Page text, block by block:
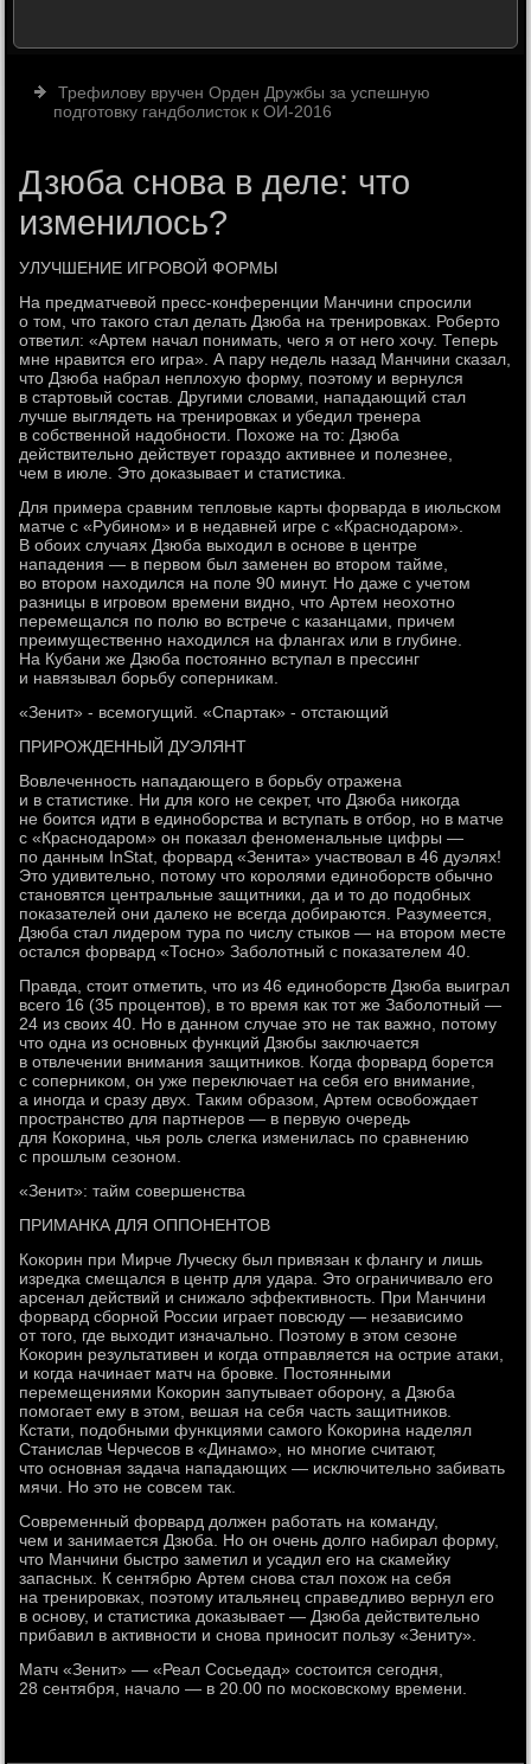
Трефилову вручен Орден Дружбы за успешную
подготовку гандболисток к ОИ-2016
Дзюба снова в деле: что
изменилось?
УЛУЧШЕНИЕ ИГРОВОЙ ФОРМЫ
На предматчевой пресс-конференции Манчини спросили
о том, что такого стал делать Дзюба на тренировках. Роберто
ответил: «Артем начал понимать, чего я от него хочу. Теперь
мне нравится его игра». А пару недель назад Манчини сказал,
что Дзюба набрал неплохую форму, поэтому и вернулся
в стартовый состав. Другими словами, нападающий стал
лучше выглядеть на тренировках и убедил тренера
в собственной надобности. Похоже на то: Дзюба
действительно действует гораздо активнее и полезнее,
чем в июле. Это доказывает и статистика.
Для примера сравним тепловые карты форварда в июльском
матче с «Рубином» и в недавней игре с «Краснодаром».
В обоих случаях Дзюба выходил в основе в центре
нападения — в первом был заменен во втором тайме,
во втором находился на поле 90 минут. Но даже с учетом
разницы в игровом времени видно, что Артем неохотно
перемещался по полю во встрече с казанцами, причем
преимущественно находился на флангах или в глубине.
На Кубани же Дзюба постоянно вступал в прессинг
и навязывал борьбу соперникам.
«Зенит» - всемогущий. «Спартак» - отстающий
ПРИРОЖДЕННЫЙ ДУЭЛЯНТ
Вовлеченность нападающего в борьбу отражена
и в статистике. Ни для кого не секрет, что Дзюба никогда
не боится идти в единоборства и вступать в отбор, но в матче
с «Краснодаром» он показал феноменальные цифры —
по данным InStat, форвард «Зенита» участвовал в 46 дуэлях!
Это удивительно, потому что королями единоборств обычно
становятся центральные защитники, да и то до подобных
показателей они далеко не всегда добираются. Разумеется,
Дзюба стал лидером тура по числу стыков — на втором месте
остался форвард «Тосно» Заболотный с показателем 40.
Правда, стоит отметить, что из 46 единоборств Дзюба выиграл
всего 16 (35 процентов), в то время как тот же Заболотный —
24 из своих 40. Но в данном случае это не так важно, потому
что одна из основных функций Дзюбы заключается
в отвлечении внимания защитников. Когда форвард борется
с соперником, он уже переключает на себя его внимание,
а иногда и сразу двух. Таким образом, Артем освобождает
пространство для партнеров — в первую очередь
для Кокорина, чья роль слегка изменилась по сравнению
с прошлым сезоном.
«Зенит»: тайм совершенства
ПРИМАНКА ДЛЯ ОППОНЕНТОВ
Кокорин при Мирче Луческу был привязан к флангу и лишь
изредка смещался в центр для удара. Это ограничивало его
арсенал действий и снижало эффективность. При Манчини
форвард сборной России играет повсюду — независимо
от того, где выходит изначально. Поэтому в этом сезоне
Кокорин результативен и когда отправляется на острие атаки,
и когда начинает матч на бровке. Постоянными
перемещениями Кокорин запутывает оборону, а Дзюба
помогает ему в этом, вешая на себя часть защитников.
Кстати, подобными функциями самого Кокорина наделял
Станислав Черчесов в «Динамо», но многие считают,
что основная задача нападающих — исключительно забивать
мячи. Но это не совсем так.
Современный форвард должен работать на команду,
чем и занимается Дзюба. Но он очень долго набирал форму,
что Манчини быстро заметил и усадил его на скамейку
запасных. К сентябрю Артем снова стал похож на себя
на тренировках, поэтому итальянец справедливо вернул его
в основу, и статистика доказывает — Дзюба действительно
прибавил в активности и снова приносит пользу «Зениту».
Матч «Зенит» — «Реал Сосьедад» состоится сегодня,
28 сентября, начало — в 20.00 по московскому времени.